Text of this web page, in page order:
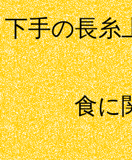
下手の長糸
食に関